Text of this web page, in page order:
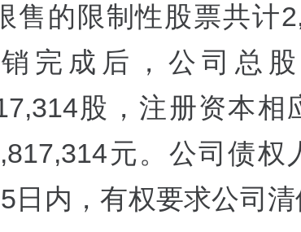
售的限制性股票共计
完成后，公司总
股，注册资本相
元。公司债权
日内，有权要求公司